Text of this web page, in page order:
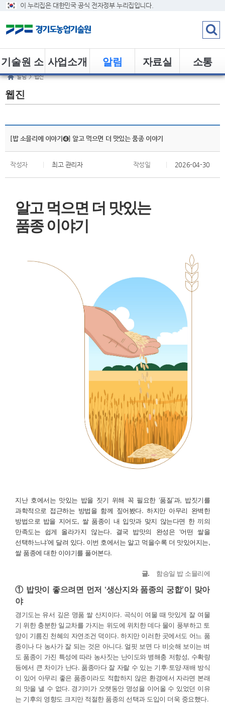
이 누리집은 대한민국 공식 전자정부 누리집입니다.
소통
자료실
알림
사업소개
기술원 소
개
알림 > 웹진
웹진
[밥 소믈리에 이야기❹] 알고 먹으면 더 맛있는 품종 이야기
작성자 최고 관리자 작성일 2026-04-30
알고 먹으면 더 맛있는
품종 이야기
지난 호에서는 맛있는 밥을 짓기 위해 꼭 필요한 ‘품질’과, 밥짓기를
과학적으로 접근하는 방법을 함께 짚어봤다. 하지만 아무리 완벽한
방법으로 밥을 지어도, 쌀 품종이 내 입맛과 맞지 않는다면 한 끼의
만족도는 쉽게 올라가지 않는다. 결국 밥맛의 완성은 ‘어떤 쌀을
선택하느냐’에 달려 있다. 이번 호에서는 알고 먹을수록 더 맛있어지는,
쌀 품종에 대한 이야기를 풀어본다.
글. 함승일 밥 소믈리에
① 밥맛이 좋으려면 먼저 ‘생산지와 품종의 궁합’이 맞아
야
경기도는 유서 깊은 명품 쌀 산지이다. 곡식이 여물 때 맛있게 잘 여물
기 위한 충분한 일교차를 가지는 위도에 위치한 데다 물이 풍부하고 토
양이 기름진 천혜의 자연조건 덕이다. 하지만 이러한 곳에서도 어느 품
종이나 다 농사가 잘 되는 것은 아니다. 얼핏 보면 다 비슷해 보이는 벼
도 품종이 가진 특성에 따라 농사짓는 난이도와 병해충 저항성, 수확량
등에서 큰 차이가 난다. 품종마다 잘 자랄 수 있는 기후·토양·재배 방식
이 있어 아무리 좋은 품종이라도 적합하지 않은 환경에서 자라면 본래
의 맛을 낼 수 없다. 경기미가 오랫동안 명성을 이어올 수 있었던 이유
는 기후의 영향도 크지만 적절한 품종의 선택과 도입이 더욱 중요했다.